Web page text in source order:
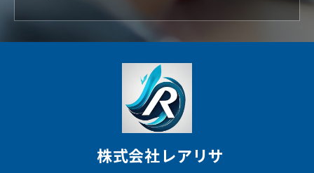
株式会社レアリサ